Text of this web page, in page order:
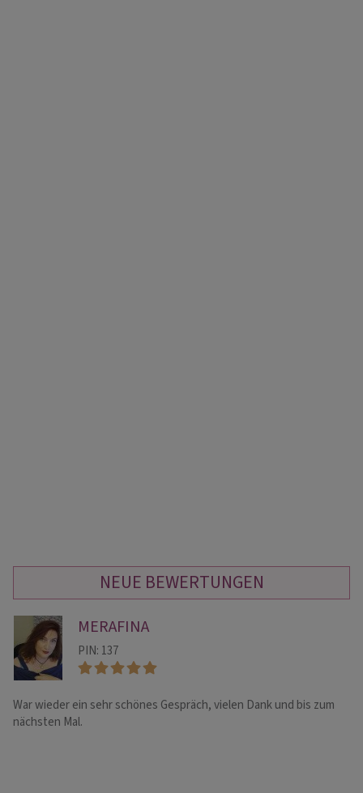
NEUE BEWERTUNGEN
MERAFINA
PIN: 137
War wieder ein sehr schönes Gespräch, vielen Dank und bis zum
nächsten Mal.